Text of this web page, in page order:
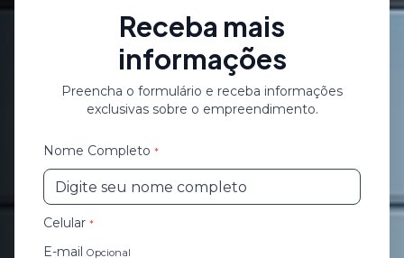
Receba mais
informações
Preencha o formulário e receba informações
exclusivas sobre o empreendimento.
Nome Completo *
Celular *
E-mail Opcional